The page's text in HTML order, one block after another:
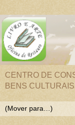
CENTRO DE
BENS CULTURAIS